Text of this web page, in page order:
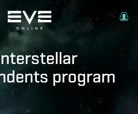
program